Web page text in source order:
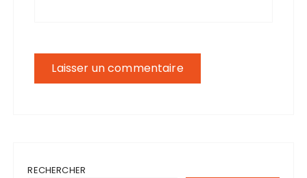
RECHERCHER